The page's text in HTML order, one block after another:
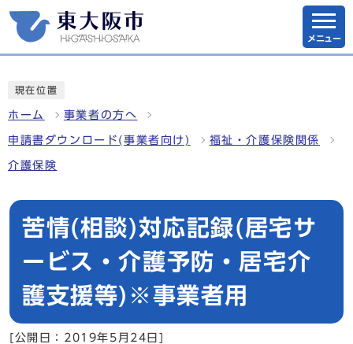
メニュー
現在位置
ホーム 事業者の方へ
申請書ダウンロード(事業者向け) 福祉・介護保険関係
介護保険
苦情(相談)対応記録(居宅サ
ービス・介護予防・居宅介
護支援等)※事業者用
[公開日：2019年5月24日]